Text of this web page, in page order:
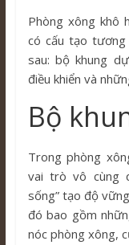
Phòng xông khô
có cấu tạo tương
sau: bộ khung
điều khiển và
Bộ
Trong phòng
vai trò vô cùng
sống” tạo độ
đó bao gồm
nóc phòng xông,